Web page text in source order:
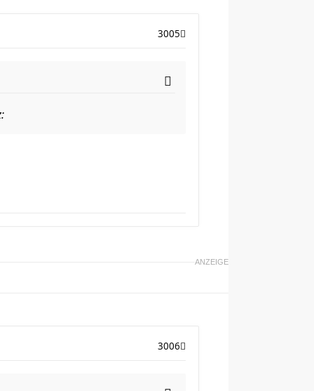
3005
ANZEIGE
3006